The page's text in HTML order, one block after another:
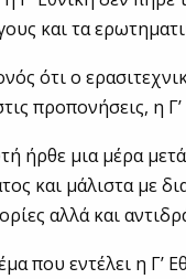
και τα
ότι ο
προπονήσεις, η
ήρθε μια μέρα
και μάλιστα με
αλλά και
που εντέλει η Γ’